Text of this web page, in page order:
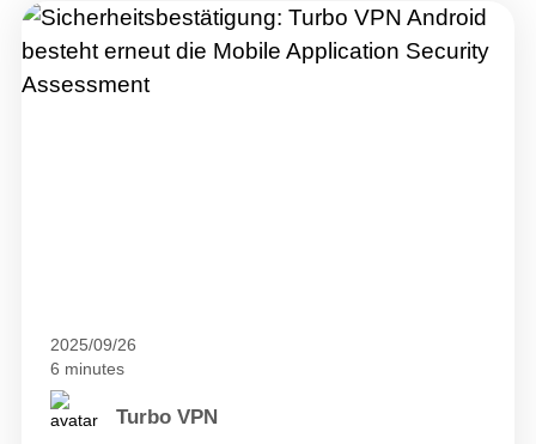
2025/09/26
6 minutes
Turbo VPN